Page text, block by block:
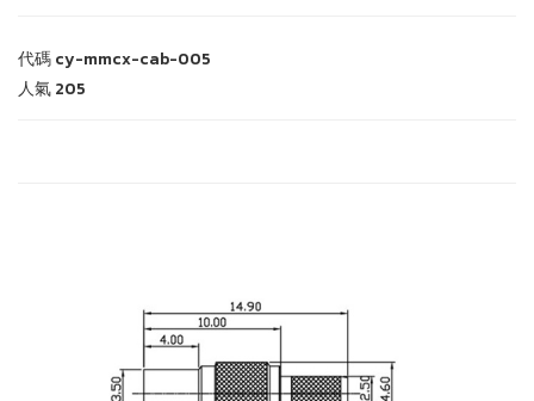
代碼cy-mmcx-cab-005
人氣205